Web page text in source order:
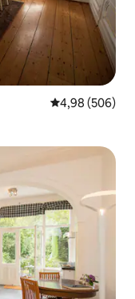
4,98 de uma
4,98 (506)